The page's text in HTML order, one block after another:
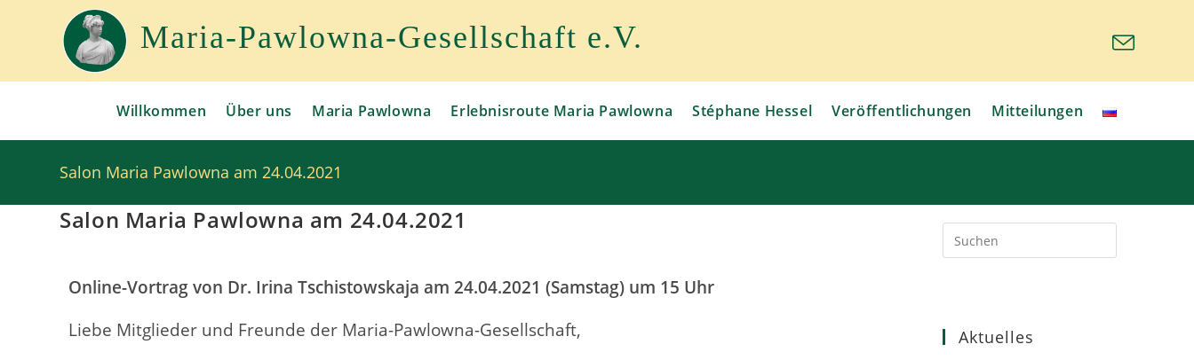
Maria-Pawlowna-Gesellschaft e.V.
Willkommen Über uns Maria Pawlowna Erlebnisroute Maria Pawlowna Stéphane Hessel Veröffentlichungen Mitteilungen
Salon Maria Pawlowna am 24.04.2021
Salon Maria Pawlowna am 24.04.2021
Online-Vortrag von Dr. Irina Tschistowskaja am 24.04.2021 (Samstag) um 15 Uhr
Liebe Mitglieder und Freunde der Maria-Pawlowna-Gesellschaft,
Aktuelles